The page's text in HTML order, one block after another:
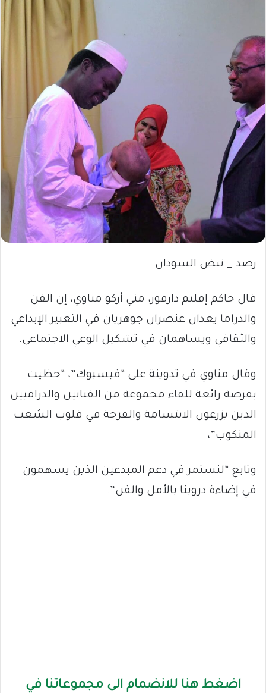
رصد _ نبض السودان
قال حاكم إقليم دارفور، مني أركو مناوي، إن الفن
والدراما يعدان عنصران جوهريان في التعبير الإبداعي
والثقافي ويساهمان في تشكيل الوعي الاجتماعي.
وقال مناوي في تدوينة على “فيسبوك”، “حظيت
بفرصة رائعة للقاء مجموعة من الفنانين والدراميين
الذين يزرعون الابتسامة والفرحة في قلوب الشعب
المنكوب”،
وتابع “لنستمر في دعم المبدعين الذين يسهمون
في إضاءة دروبنا بالأمل والفن”.
اضغط هنا للانضمام الى مجموعاتنا في